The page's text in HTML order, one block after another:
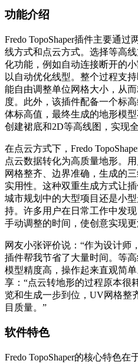
功能介绍
Fredo TopoShaper插件主要通
线方式和点云方式。选择等高
化功能，例如自动连接断开的
以自动优化线型。整个过程支
能自由调整单位网格大小，从
度。此外，该插件配备一个标
体标高值，最终生成的地形模
创建裙底和2D等高线图，实现全
在点云方式下，Fredo
点云数据转化为高质量地形。
网格整齐、边界准确，生成的
实用性。这种双重生成方式让
城市规划中的大型项目还是小
持。许多用户在日常工作中发
手动调整的时间，使创意实现更
网友小张评价说：“作为设计师
插件帮我节省了大量时间。等
模型精度高，操作起来直观简
享：“点云转地形的过程原本很
览和生成一步到位，UV网格整
目质量。”
软件特色
Fredo TopoShaper的核心特色